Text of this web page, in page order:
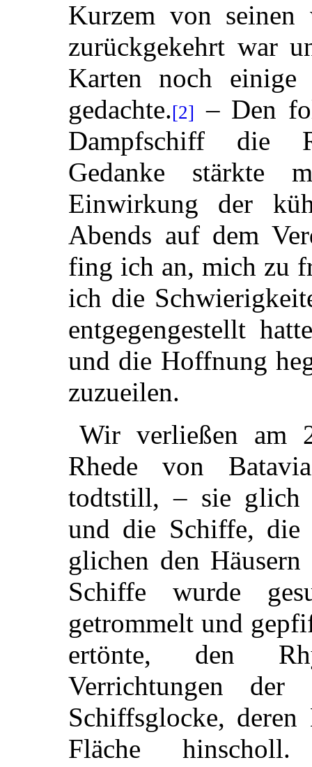
Kurzem von seinen
zurückgekehrt war
Karten noch
gedachte.[2] – Den
Dampfschiff die
Gedanke stärkte
Einwirkung der
Abends auf dem
fing ich an, mich zu
ich die
entgegengestellt
und die Hoffnung
zuzueilen.
Wir verließen am
Rhede von
todtstill, – sie glich
und die Schiffe, die
glichen den
Schiffe wurde
getrommelt und
ertönte, den
Verrichtungen der
Schiffsglocke,
Fläche